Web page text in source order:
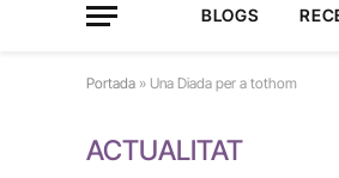
BLOGS
Portada » Una Diada per a tothom
ACTUALITAT